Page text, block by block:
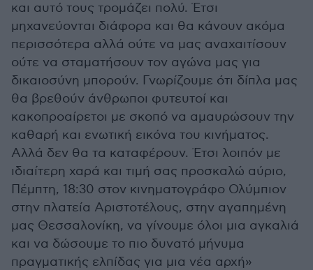
και αυτό τους τρομάζει πολύ. Έτσι
μηχανεύονται διάφορα και θα κάνουν ακόμα
περισσότερα αλλά ούτε να μας αναχαιτίσουν
ούτε να σταματήσουν τον αγώνα μας για
δικαιοσύνη μπορούν. Γνωρίζουμε ότι δίπλα μας
θα βρεθούν άνθρωποι φυτευτοί και
κακοπροαίρετοι με σκοπό να αμαυρώσουν την
καθαρή και ενωτική εικόνα του κινήματος.
Αλλά δεν θα τα καταφέρουν. Έτσι λοιπόν με
ιδιαίτερη χαρά και τιμή σας προσκαλώ αύριο,
Πέμπτη, 18:30 στον κινηματογράφο Ολύμπιον
στην πλατεία Αριστοτέλους, στην αγαπημένη
μας Θεσσαλονίκη, να γίνουμε όλοι μια αγκαλιά
και να δώσουμε το πιο δυνατό μήνυμα
πραγματικής ελπίδας για μια νέα αρχή»